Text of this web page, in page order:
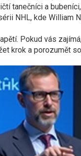
tanečníci a
NHL, kde William
Pokud vás
krok a porozumět